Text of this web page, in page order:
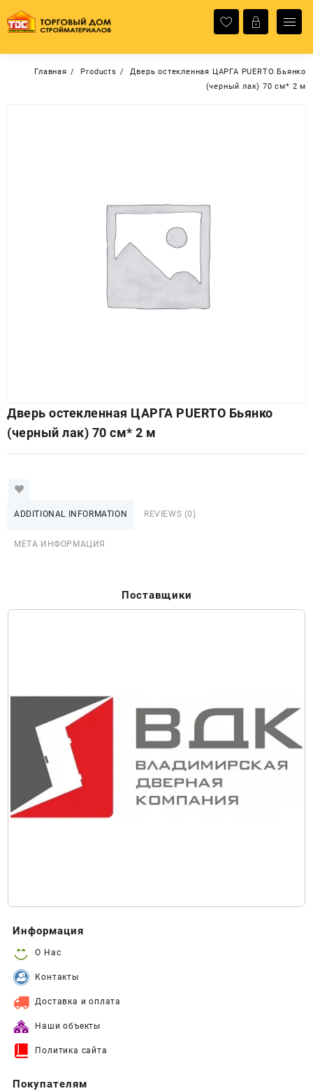
содержимому
Главная Products
Дверь остекленная ЦАРГА PUERTO Бьянко
(черный лак) 70 см* 2 м
Дверь остекленная ЦАРГА PUERTO Бьянко
(черный лак) 70 см* 2 м
ADDITIONAL INFORMATION REVIEWS (0)
МЕТА ИНФОРМАЦИЯ
Поставщики
Информация
О Нас
Контакты
Доставка и оплата
Наши объекты
Политика сайта
Покупателям